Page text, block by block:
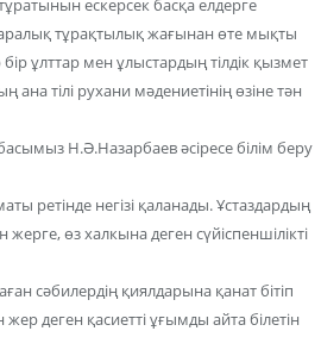
тұратынын ескерсек басқа елдерге
тұрақтылық жағынан өте мықты
ұлттар мен ұлыстардың тілдік қызмет
тілі рухани мәдениетінің өзіне тән
Н.Ә.Назарбаев әсіресе білім беру
ретінде негізі қаланады. Ұстаздардың
өз халкына деген сүйіспеншілікті
сәбилердің қиялдарына қанат бітіп
деген қасиетті ұғымды айта білетін